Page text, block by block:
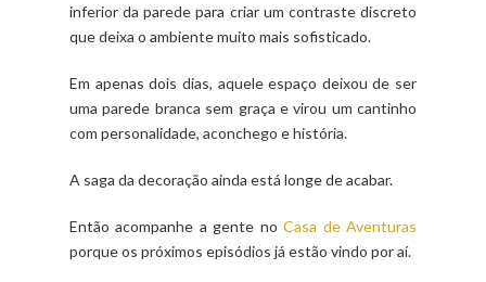
inferior da parede para criar um contraste discreto
que deixa o ambiente muito mais sofisticado.
Em apenas dois dias, aquele espaço deixou de ser
uma parede branca sem graça e virou um cantinho
com personalidade, aconchego e história.
A saga da decoração ainda está longe de acabar.
Então acompanhe a gente noCasa de Aventuras
porque os próximos episódios já estão vindo por aí.